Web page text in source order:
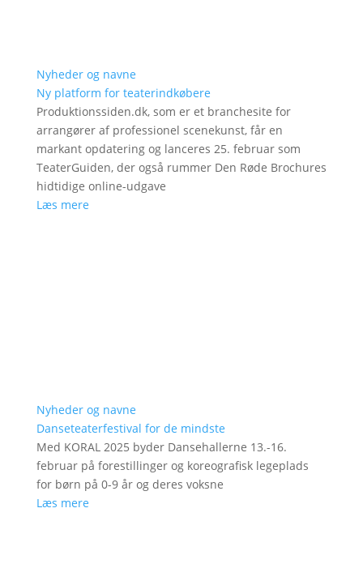
Nyheder og navne
Ny platform for teaterindkøbere
Produktionssiden.dk, som er et branchesite for
arrangører af professionel scenekunst, får en
markant opdatering og lanceres 25. februar som
TeaterGuiden, der også rummer Den Røde Brochures
hidtidige online-udgave
Læs mere
Nyheder og navne
Danseteaterfestival for de mindste
Med KORAL 2025 byder Dansehallerne 13.-16.
februar på forestillinger og koreografisk legeplads
for børn på 0-9 år og deres voksne
Læs mere